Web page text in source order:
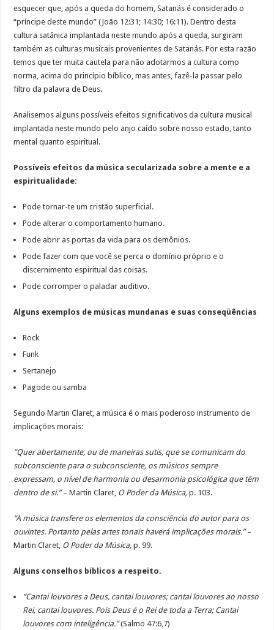
esquecer que, após a queda do homem, Satanás é considerado o
“príncipe deste mundo” (João 12:31; 14:30; 16:11). Dentro desta
cultura satânica implantada neste mundo após a queda, surgiram
também as culturas musicais provenientes de Satanás. Por esta razão
temos que ter muita cautela para não adotarmos a cultura como
norma, acima do princípio bíblico, mas antes, fazê-la passar pelo
filtro da palavra de Deus.
Analisemos alguns possíveis efeitos significativos da cultura musical
implantada neste mundo pelo anjo caído sobre nosso estado, tanto
mental quanto espiritual.
Possíveis efeitos da música secularizada sobre a mente e a
espiritualidade:
Pode tornar-te um cristão superficial.
Pode alterar o comportamento humano.
Pode abrir as portas da vida para os demônios.
Pode fazer com que você se perca o domínio próprio e o
discernimento espiritual das coisas.
Pode corromper o paladar auditivo.
Alguns exemplos de músicas mundanas e suas conseqüências
Rock
Funk
Sertanejo
Pagode ou samba
Segundo Martin Claret, a música é o mais poderoso instrumento de
implicações morais:
“Quer abertamente, ou de maneiras sutis, que se comunicam do
subconsciente para o subconsciente, os músicos sempre
expressam, o nível de harmonia ou desarmonia psicológica que têm
dentro de si.”– Martin Claret, O Poder da Música,p. 103.
“A música transfere os elementos da consciência do autor para os
ouvintes. Portanto pelas artes tonais haverá implicações morais.”–
Martin Claret, O Poder da Música,p. 99.
Alguns conselhos bíblicos a respeito.
“Cantai louvores a Deus, cantai louvores; cantai louvores ao nosso
Rei, cantai louvores. Pois Deus é o Rei de toda a Terra; Cantai
louvores com inteligência.”(Salmo 47:6,7)